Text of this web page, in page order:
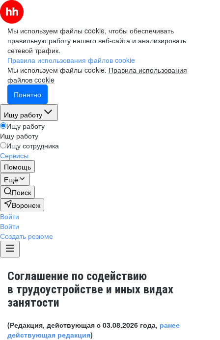
Мы используем файлы cookie, чтобы обеспечивать
правильную работу нашего веб-сайта и анализировать
сетевой трафик.
Правила использования файлов cookie
Мы используем файлы cookie. Правила использования
файлов cookie
Понятно
Ищу работу
Ищу работу
Ищу работу
Ищу сотрудника
Сервисы
Помощь
Ещё
Поиск
Воронеж
Войти
Войти
Создать резюме
Соглашение по содействию
в трудоустройстве и иных видах
занятости
(Редакция, действующая с 03.08.2026 года, ранее
действующая редакция)